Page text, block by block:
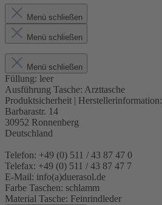
Menü schließen
Menü schließen
Menü schließen
Füllung: leer
Ausführung Tasche: Arzttasche
Produktsicherheit | Herstellerinformation:
Barbarastr. 14
30952 Ronnenberg
Deutschland
Telefon: +49 (0) 511 / 43 87 47 0
Telefax: +49 (0) 511 / 43 87 47 7
E-Mail: info(a)duerasol.de
Farbe Taschen: schlamm
Material Tasche: Feinrindleder